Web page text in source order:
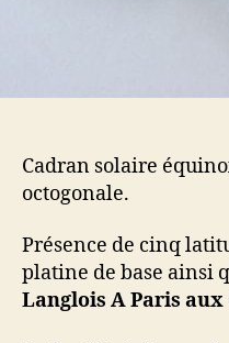
Cadran solaire
octogonale.
Présence de cinq
platine de base ainsi
Langlois A Paris